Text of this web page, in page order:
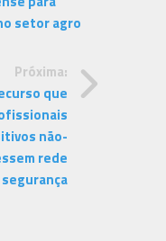
setor agro
Próxima:
que
não-
rede